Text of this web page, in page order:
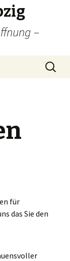
–
Suchen
nach:
für
das Sie den